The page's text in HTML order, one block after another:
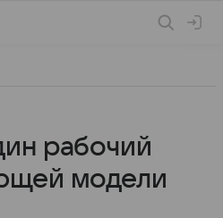
рабочий
модели